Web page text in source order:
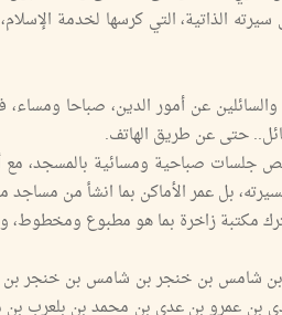
الذاتية، التي كرسها لخدمة
عن أمور الدين، صباحا ومساء،
حتى عن طريق الهاتف.
أن يقطع عادته، فخصص جلسات صباحية ومسائية
بل عمر الأماكن بما انشأ من
مكتبة زاخرة بما هو مطبوع ومخطوط،
بن شامس بن خنجر بن شامس بن خنجر
عمرو بن عدي بن محمد بن بلعرب بن